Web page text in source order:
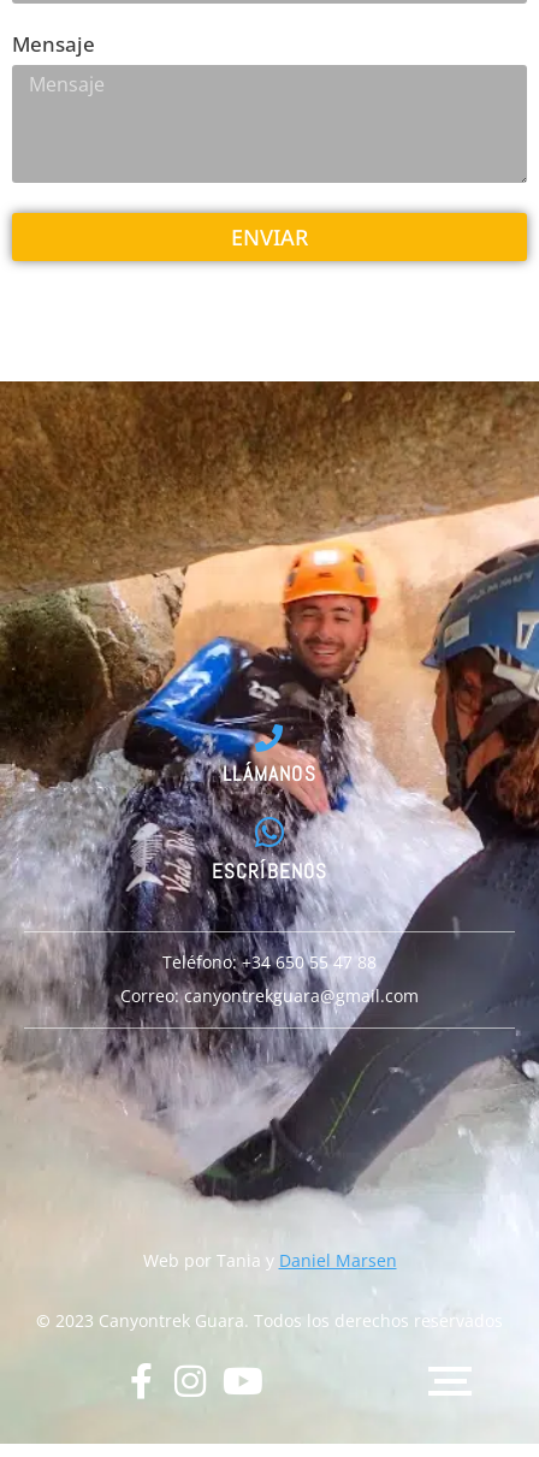
Mensaje
ENVIAR
LLÁMANOS
ESCRÍBENOS
Teléfono: +34 650 55 47 88
Correo: canyontrekguara@gmail.com
Web por Tania y Daniel Marsen
© 2023 Canyontrek Guara. Todos los derechos reservados